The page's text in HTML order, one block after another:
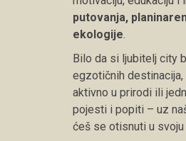
putovanja,
ekologije.
Bilo da si ljubitelj city
egzotičnih
aktivno u prirodi ili
pojesti i popiti – uz
ćeš se otisnuti u svoju